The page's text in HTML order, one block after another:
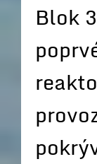
Blok